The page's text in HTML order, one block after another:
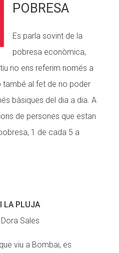
POBRESA
Es parla sovint de la
pobresa econòmica,
no ens referim només a
també al fet de no poder
bàsiques del dia a dia. A
de persones que estan
1 de cada 5 a
I LA PLUJA
Sales
viu a Bombai, es